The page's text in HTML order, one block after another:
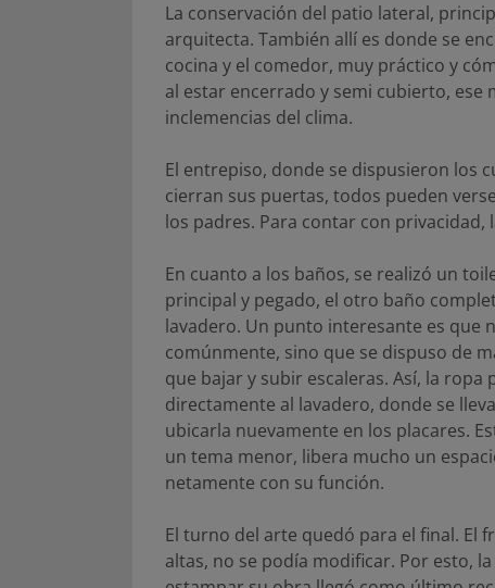
La conservación del patio lateral,
arquitecta. También allí es donde se
cocina y el comedor, muy práctico y
al estar encerrado y semi cubierto, ese
inclemencias del clima.
El entrepiso, donde se dispusieron los
cierran sus puertas, todos pueden
los padres. Para contar con
En cuanto a los baños, se realizó un
principal y pegado, el otro baño
lavadero. Un punto interesante es que
comúnmente, sino que se dispuso de
que bajar y subir escaleras. Así, la ropa
directamente al lavadero, donde se
ubicarla nuevamente en los placares.
un tema menor, libera mucho un
netamente con su función.
El turno del arte quedó para el final. El
altas, no se podía modificar. Por esto,